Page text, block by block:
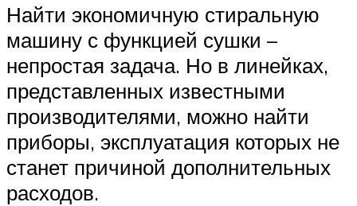
Найти экономичную стиральную
машину с функцией сушки –
непростая задача. Но в линейках,
представленных известными
производителями, можно найти
приборы, эксплуатация которых не
станет причиной дополнительных
расходов.